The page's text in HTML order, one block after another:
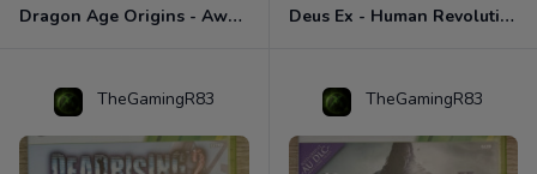
Dragon Age Origins - Awakening Xbox 360 Deus Ex - Human Revolution Xbox 360
TheGamingR83 TheGamingR83